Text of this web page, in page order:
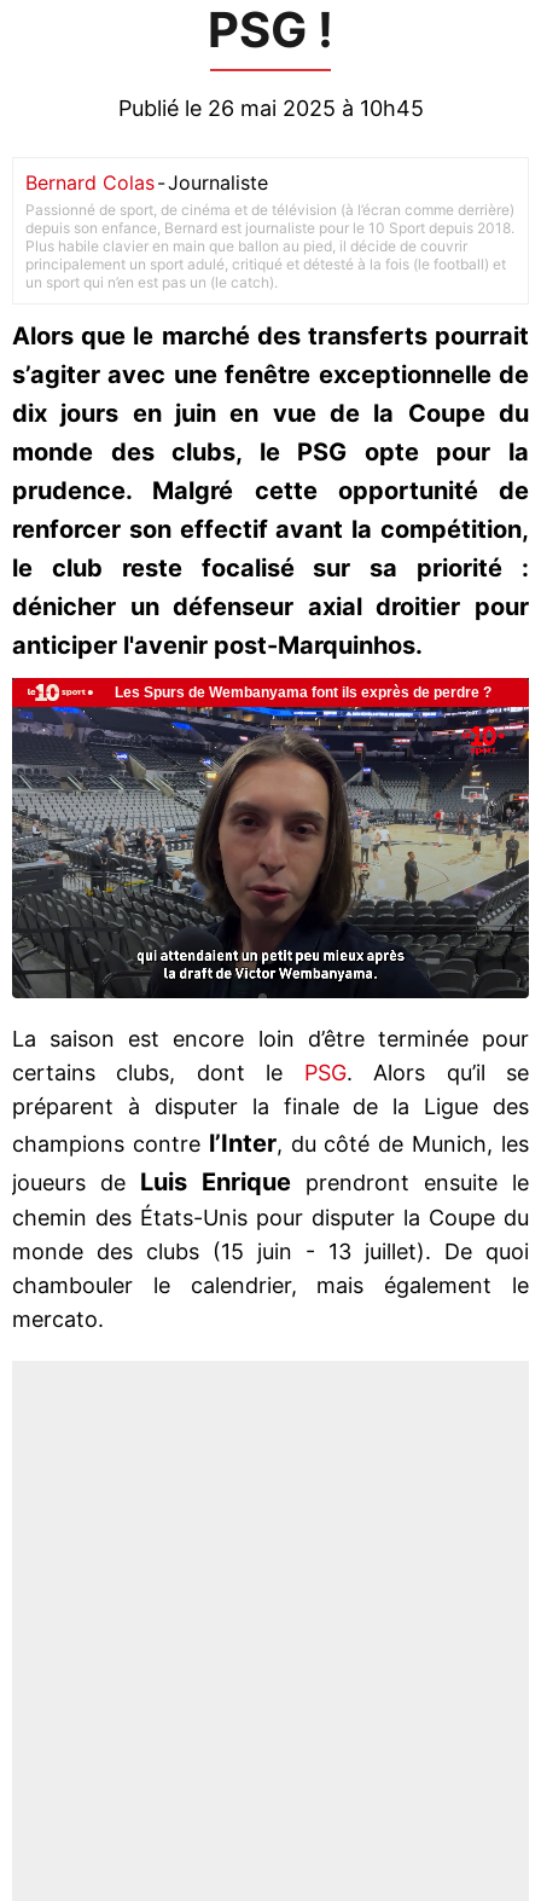
PSG !
Publié le 26 mai 2025 à 10h45
Bernard Colas-Journaliste
Passionné de sport, de cinéma et de télévision (à l’écran comme derrière)
depuis son enfance, Bernard est journaliste pour le 10 Sport depuis 2018.
Plus habile clavier en main que ballon au pied, il décide de couvrir
principalement un sport adulé, critiqué et détesté à la fois (le football) et
un sport qui n’en est pas un (le catch).
Alors que le marché des transferts pourrait
s’agiter avec une fenêtre exceptionnelle de
dix jours en juin en vue de la Coupe du
monde des clubs, le PSG opte pour la
prudence. Malgré cette opportunité de
renforcer son effectif avant la compétition,
le club reste focalisé sur sa priorité :
dénicher un défenseur axial droitier pour
anticiper l'avenir post-Marquinhos.
La saison est encore loin d’être terminée pour
certains clubs, dont le PSG. Alors qu’il se
préparent à disputer la finale de la Ligue des
champions contre l’Inter, du côté de Munich, les
joueurs de Luis Enrique prendront ensuite le
chemin des États-Unis pour disputer la Coupe du
monde des clubs (15 juin - 13 juillet). De quoi
chambouler le calendrier, mais également le
mercato.